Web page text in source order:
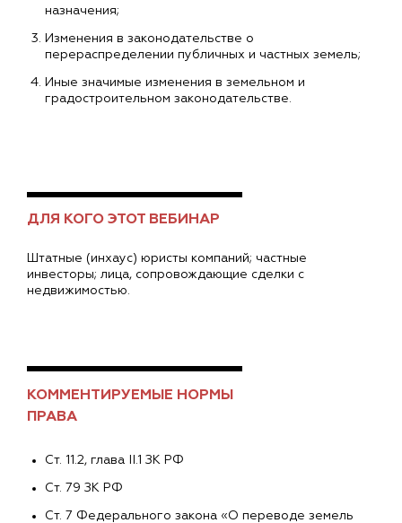
назначения;
Изменения в законодательстве о
перераспределении публичных и частных земель;
Иные значимые изменения в земельном и
градостроительном законодательстве.
ДЛЯ КОГО ЭТОТ ВЕБИНАР
Штатные (инхаус) юристы компаний; частные
инвесторы; лица, сопровождающие сделки с
недвижимостью.
КОММЕНТИРУЕМЫЕ НОРМЫ
ПРАВА
Cт. 11.2, глава II.1 ЗК РФ
Cт. 79 ЗК РФ
Cт. 7 Федерального закона «О переводе земель